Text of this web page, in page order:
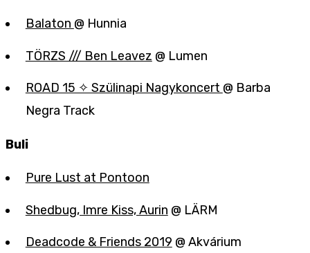
Balaton @ Hunnia
TÖRZS /// Ben Leavez @ Lumen
ROAD 15 ✧ Szülinapi Nagykoncert @ Barba
Negra Track
Buli
Pure Lust at Pontoon
Shedbug, Imre Kiss, Aurin @ LÄRM
Deadcode & Friends 2019 @ Akvárium